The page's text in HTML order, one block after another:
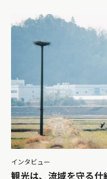
インタビュー
観光は、流域を守る